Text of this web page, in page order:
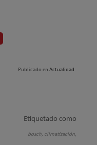
Publicado en Actualidad
Etiquetado como
bosch, climatización,